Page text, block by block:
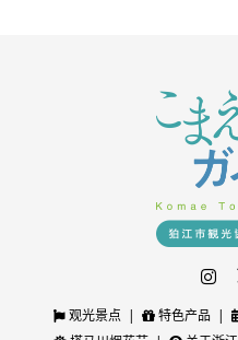
观光景点 特色产品